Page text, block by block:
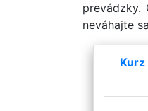
neváhajte